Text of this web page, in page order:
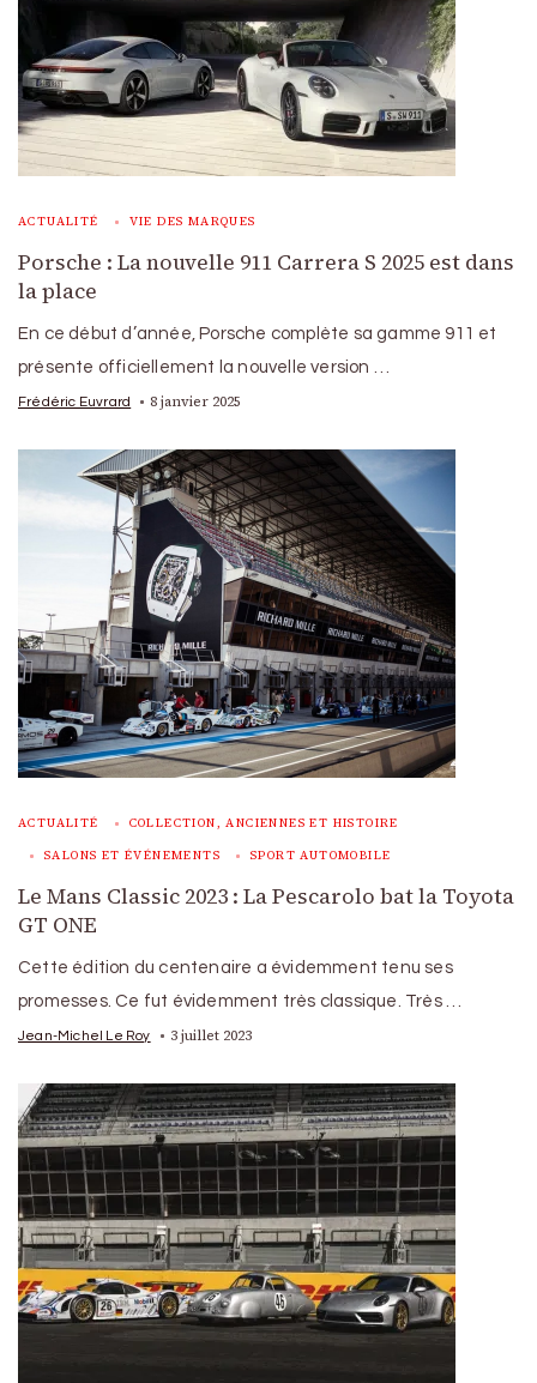
ACTUALITÉ VIE DES MARQUES
Porsche : La nouvelle 911 Carrera S 2025 est dans
la place
En ce début d’année, Porsche complète sa gamme 911 et
présente officiellement la nouvelle version …
Frédéric Euvrard 8 janvier 2025
ACTUALITÉ COLLECTION, ANCIENNES ET HISTOIRE
SALONS ET ÉVÉNEMENTS SPORT AUTOMOBILE
Le Mans Classic 2023 : La Pescarolo bat la Toyota
GT ONE
Cette édition du centenaire a évidemment tenu ses
promesses. Ce fut évidemment très classique. Très …
Jean-Michel Le Roy 3 juillet 2023